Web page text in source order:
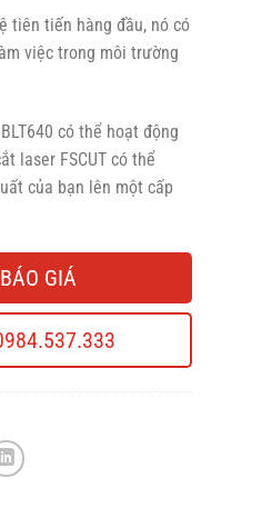
tiên tiến hàng đầu, nó có
việc trong môi trường
có thể hoạt động
laser FSCUT có thể
của bạn lên một cấp
GIÁ